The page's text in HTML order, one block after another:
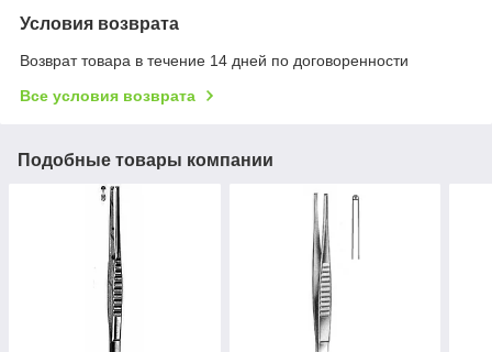
Условия возврата
Возврат товара в течение 14 дней по договоренности
Все условия возврата
Подобные товары компании